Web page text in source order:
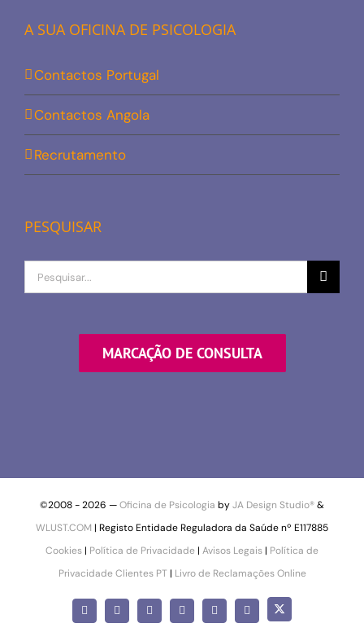
A SUA OFICINA DE PSICOLOGIA
Contactos Portugal
Contactos Angola
Recrutamento
PESQUISAR
Procurar
por
MARCAÇÃO DE CONSULTA
©2008 -2026 —Oficina de Psicologia byJA Design Studio®&
WLUST.COM | Registo Entidade Reguladora da Saúde nº E117885
Cookies| Política de Privacidade| Avisos Legais| Política de
Privacidade Clientes PT | Livro de Reclamações Online
FacebookInstagramLinkedInYouTubePinterestSoundCloud
X